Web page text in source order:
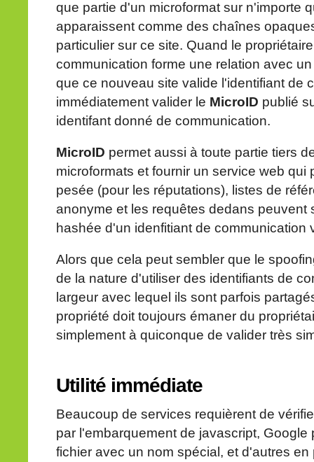
que partie d'un microformat sur n'importe
apparaissent comme des chaînes
particulier sur ce site. Quand le
communication forme une relation avec
que ce nouveau site valide l'identifiant de
immédiatement valider le MicroID publié
identifant donné de communication.
MicroID permet aussi à toute partie tiers
microformats et fournir un service web
pesée (pour les réputations), listes de
anonyme et les requêtes dedans peuvent
hashée d'un idenfitiant de communication
Alors que cela peut sembler que le
de la nature d'utiliser des identifiants de
largeur avec lequel ils sont parfois
propriété doit toujours émaner du
simplement à quiconque de valider très
Utilité immédiate
Beaucoup de services requièrent de
par l'embarquement de javascript,
fichier avec un nom spécial, et d'autres